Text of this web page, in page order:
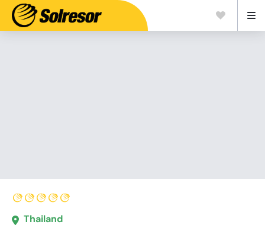
Thailand